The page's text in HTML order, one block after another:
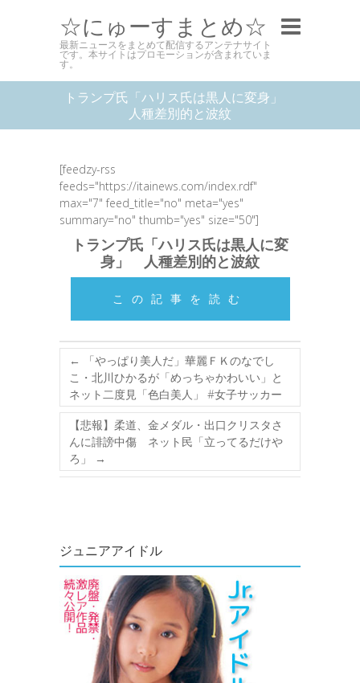
☆にゅーすまとめ☆
最新ニュースをまとめて配信するアンテナサイト
です。本サイトはプロモーションが含まれていま
す。
トランプ氏「ハリス氏は黒人に変身」
人種差別的と波紋
[feedzy-rss
feeds="https://itainews.com/index.rdf"
max="7" feed_title="no" meta="yes"
summary="no" thumb="yes" size="50"]
トランプ氏「ハリス氏は黒人に変
身」 人種差別的と波紋
この記事を読む
←
「やっぱり美人だ」華麗ＦＫのなでし
こ・北川ひかるが「めっちゃかわいい」と
ネット二度見「色白美人」 #女子サッカー
【悲報】柔道、金メダル・出口クリスタさ
んに誹謗中傷 ネット民「立ってるだけや
ろ」
→
ジュニアアイドル